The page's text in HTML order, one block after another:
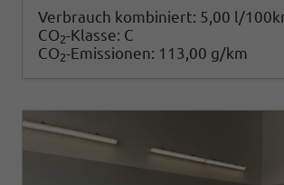
Verbrauch kombiniert: 5,00 l/
CO2-Klasse: C
CO2-Emissionen: 113,00 g/km